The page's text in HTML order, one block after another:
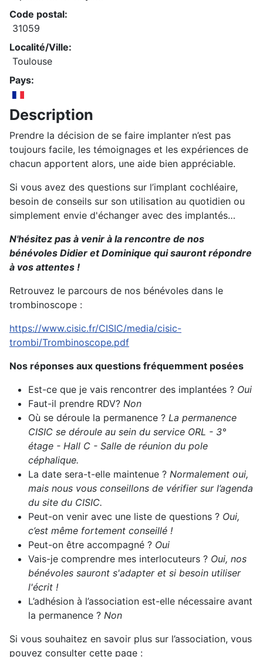
Code postal:
31059
Localité/Ville:
Toulouse
Pays:
Description
Prendre la décision de se faire implanter n’est pas
toujours facile, les témoignages et les expériences de
chacun apportent alors, une aide bien appréciable.
Si vous avez des questions sur l’implant cochléaire,
besoin de conseils sur son utilisation au quotidien ou
simplement envie d'échanger avec des implantés…
N'hésitez pas à venir à la rencontre de nos
bénévoles Didier et Dominique qui sauront répondre
à vos attentes !
Retrouvez le parcours de nos bénévoles dans le
trombinoscope :
https://www.cisic.fr/CISIC/media/cisic-
trombi/Trombinoscope.pdf
Nos réponses aux questions fréquemment posées
Est-ce que je vais rencontrer des implantées ? Oui
Faut-il prendre RDV? Non
Où se déroule la permanence ? La permanence
CISIC se déroule au sein du service ORL - 3°
étage - Hall C - Salle de réunion du pole
céphalique.
La date sera-t-elle maintenue ? Normalement oui,
mais nous vous conseillons de vérifier sur l’agenda
du site du CISIC.
Peut-on venir avec une liste de questions ? Oui,
c’est même fortement conseillé !
Peut-on être accompagné ? Oui
Vais-je comprendre mes interlocuteurs ? Oui, nos
bénévoles sauront s'adapter et si besoin utiliser
l'écrit !
L’adhésion à l’association est-elle nécessaire avant
la permanence ? Non
Si vous souhaitez en savoir plus sur l’association, vous
pouvez consulter cette page :